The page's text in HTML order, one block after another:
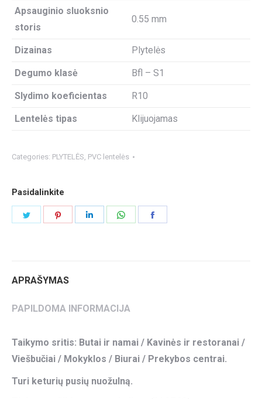
Apsauginio sluoksnio
storis
0.55 mm
Dizainas Plytelės
Degumo klasė Bfl – S1
Slydimo koeficientas R10
Lentelės tipas Klijuojamas
Categories: PLYTELĖS, PVC lentelės
Pasidalinkite
APRAŠYMAS
PAPILDOMA INFORMACIJA
Taikymo sritis: Butai ir namai / Kavinės ir restoranai /
Viešbučiai / Mokyklos / Biurai / Prekybos centrai.
Turi keturių pusių nuožulną.